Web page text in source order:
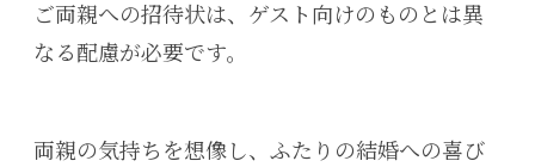
ご両親への招待状は、ゲスト向けのものとは異
なる配慮が必要です。
両親の気持ちを想像し、ふたりの結婚への喜び